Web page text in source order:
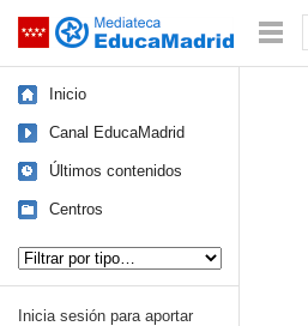
Saltar navegación
Inicio
Canal EducaMadrid
Últimos contenidos
Centros
Inicia sesión para aportar